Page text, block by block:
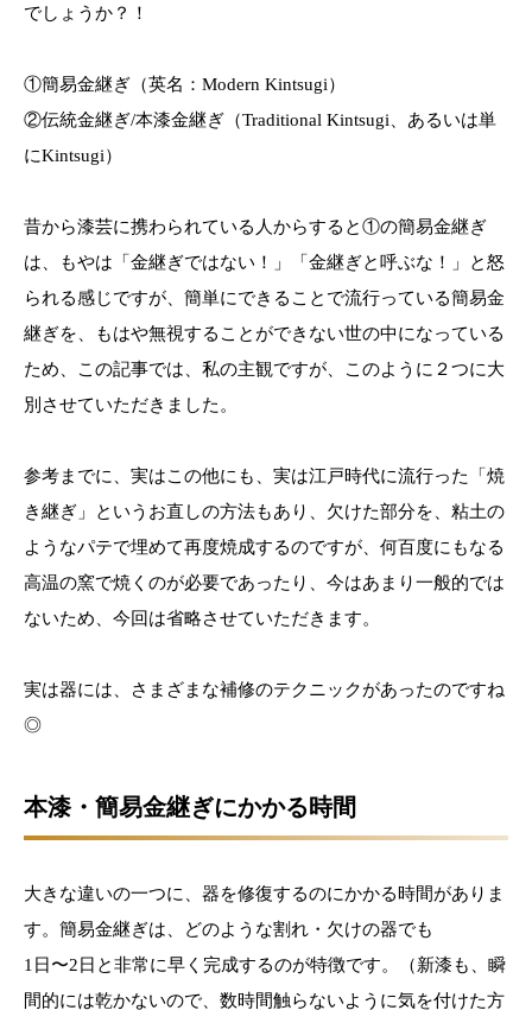
でしょうか？！
①簡易金継ぎ（英名：Modern Kintsugi）
②伝統金継ぎ/本漆金継ぎ（Traditional Kintsugi、あるいは単
にKintsugi）
昔から漆芸に携わられている人からすると①の簡易金継ぎ
は、もやは「金継ぎではない！」「金継ぎと呼ぶな！」と怒
られる感じですが、簡単にできることで流行っている簡易金
継ぎを、もはや無視することができない世の中になっている
ため、この記事では、私の主観ですが、このように２つに大
別させていただきました。
参考までに、実はこの他にも、実は江戸時代に流行った「焼
き継ぎ」というお直しの方法もあり、欠けた部分を、粘土の
ようなパテで埋めて再度焼成するのですが、何百度にもなる
高温の窯で焼くのが必要であったり、今はあまり一般的では
ないため、今回は省略させていただきます。
実は器には、さまざまな補修のテクニックがあったのですね
◎
本漆・簡易金継ぎにかかる時間
大きな違いの一つに、器を修復するのにかかる時間がありま
す。簡易金継ぎは、どのような割れ・欠けの器でも
1日〜2日と非常に早く完成するのが特徴です。（新漆も、瞬
間的には乾かないので、数時間触らないように気を付けた方